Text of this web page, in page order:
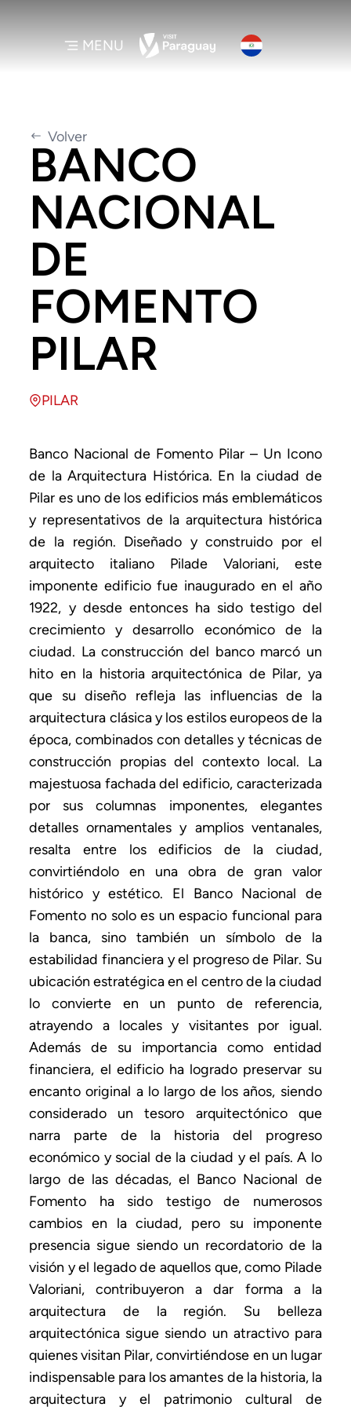
MENU
Volver
BANCO
NACIONAL
DE
FOMENTO
PILAR
PILAR
Banco Nacional de Fomento Pilar – Un Icono
de la Arquitectura Histórica. En la ciudad de
Pilar es uno de los edificios más emblemáticos
y representativos de la arquitectura histórica
de la región. Diseñado y construido por el
arquitecto italiano Pilade Valoriani, este
imponente edificio fue inaugurado en el año
1922, y desde entonces ha sido testigo del
crecimiento y desarrollo económico de la
ciudad. La construcción del banco marcó un
hito en la historia arquitectónica de Pilar, ya
que su diseño refleja las influencias de la
arquitectura clásica y los estilos europeos de la
época, combinados con detalles y técnicas de
construcción propias del contexto local. La
majestuosa fachada del edificio, caracterizada
por sus columnas imponentes, elegantes
detalles ornamentales y amplios ventanales,
resalta entre los edificios de la ciudad,
convirtiéndolo en una obra de gran valor
histórico y estético. El Banco Nacional de
Fomento no solo es un espacio funcional para
la banca, sino también un símbolo de la
estabilidad financiera y el progreso de Pilar. Su
ubicación estratégica en el centro de la ciudad
lo convierte en un punto de referencia,
atrayendo a locales y visitantes por igual.
Además de su importancia como entidad
financiera, el edificio ha logrado preservar su
encanto original a lo largo de los años, siendo
considerado un tesoro arquitectónico que
narra parte de la historia del progreso
económico y social de la ciudad y el país. A lo
largo de las décadas, el Banco Nacional de
Fomento ha sido testigo de numerosos
cambios en la ciudad, pero su imponente
presencia sigue siendo un recordatorio de la
visión y el legado de aquellos que, como Pilade
Valoriani, contribuyeron a dar forma a la
arquitectura de la región. Su belleza
arquitectónica sigue siendo un atractivo para
quienes visitan Pilar, convirtiéndose en un lugar
indispensable para los amantes de la historia, la
arquitectura y el patrimonio cultural de